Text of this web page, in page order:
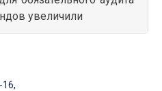
увеличили